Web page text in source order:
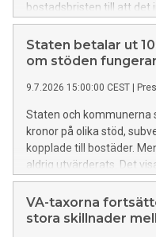
bostadsbristen till att det
drömutbildning, medan
andra eller tredje hand.
bästa tips för nyantagna
Staten betalar ut
om stöden fungerar
9.7.2026 15:00:00 CEST
Staten och kommunerna
kronor på olika stöd,
kopplade till bostäder.
aldrig utvärderats. Det
Hyresgästföreningen.
VA-taxorna
stora skillnader